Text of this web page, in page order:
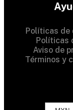
Políticas de
Políticas
Aviso de
Términos y